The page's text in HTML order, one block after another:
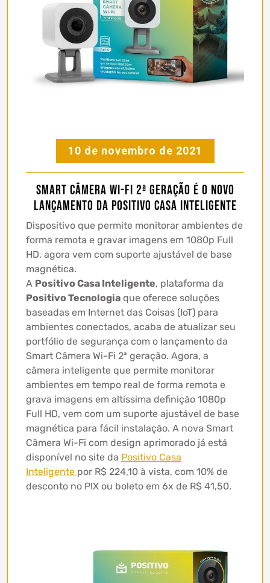
10 de novembro de 2021
Smart Câmera Wi-Fi 2ª geração é o novo
lançamento da Positivo Casa Inteligente
Dispositivo que permite monitorar ambientes de
forma remota e gravar imagens em 1080p Full
HD, agora vem com suporte ajustável de base
magnética.
A Positivo Casa Inteligente, plataforma da
Positivo Tecnologia que oferece soluções
baseadas em Internet das Coisas (IoT) para
ambientes conectados, acaba de atualizar seu
portfólio de segurança com o lançamento da
Smart Câmera Wi-Fi 2ª geração. Agora, a
câmera inteligente que permite monitorar
ambientes em tempo real de forma remota e
grava imagens em altíssima definição 1080p
Full HD, vem com um suporte ajustável de base
magnética para fácil instalação. A nova Smart
Câmera Wi-Fi com design aprimorado já está
disponível no site da Positivo Casa
Inteligente por R$ 224,10 à vista, com 10% de
desconto no PIX ou boleto em 6x de R$ 41,50.